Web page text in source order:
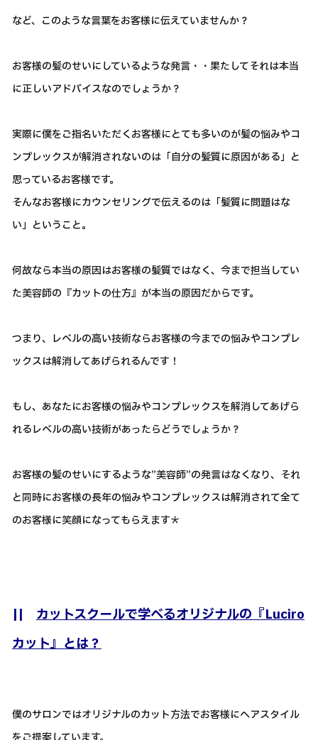
など、このような言葉をお客様に伝えていませんか？
お客様の髪のせいにしているような発言・・果たしてそれは本当
に正しいアドバイスなのでしょうか？
実際に僕をご指名いただくお客様にとても多いのが髪の悩みやコ
ンプレックスが解消されないのは「自分の髪質に原因がある」と
思っているお客様です。
そんなお客様にカウンセリングで伝えるのは「髪質に問題はな
い」ということ。
何故なら本当の原因はお客様の髪質ではなく、今まで担当してい
た美容師の『カットの仕方』が本当の原因だからです。
つまり、レベルの高い技術ならお客様の今までの悩みやコンプレ
ックスは解消してあげられるんです！
もし、あなたにお客様の悩みやコンプレックスを解消してあげら
れるレベルの高い技術があったらどうでしょうか？
お客様の髪のせいにするような”美容師”の発言はなくなり、それ
と同時にお客様の長年の悩みやコンプレックスは解消されて全て
のお客様に笑顔になってもらえます＊
|| カットスクールで学べるオリジナルの『Luciro
カット』とは？
僕のサロンではオリジナルのカット方法でお客様にヘアスタイル